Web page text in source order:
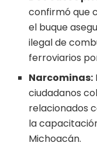
confirmó que
el buque
ilegal de
ferroviarios
Narcominas:
ciudadanos
relacionados
la
Michoacán.